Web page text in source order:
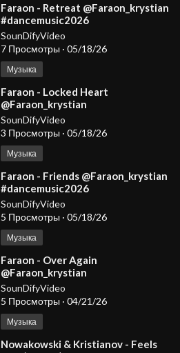
⁣Faraon - Retreat @Faraon_krystian
#dancemusic2026
#deephousemusic #spotify
#carmusic #edm
SounDifyVideo
7 Просмотры · 05/18/26
Музыка
⁣Faraon - Locked Heart
@Faraon_krystian
#dancemusic2026
#deephousemusic #spotify
#carmusic #edm
SounDifyVideo
3 Просмотры · 05/18/26
Музыка
⁣Faraon - Friends @Faraon_krystian
#dancemusic2026
#deephousemusic #spotify
#carmusic #edm
SounDifyVideo
5 Просмотры · 05/18/26
Музыка
⁣Faraon - Over Again
@Faraon_krystian
@KristianovOfficial
SounDifyVideo
5 Просмотры · 04/21/26
Музыка
⁣Nowakowski & Kristianov - Feels